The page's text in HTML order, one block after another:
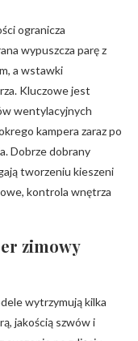
ogranicza
wypuszcza parę z
a wstawki
Kluczowe jest
wentylacyjnych
kampera zaraz po
Dobrze dobrany
tworzeniu kieszeni
kontrola wnętrza
zimowy
wytrzymują kilka
jakością szwów i